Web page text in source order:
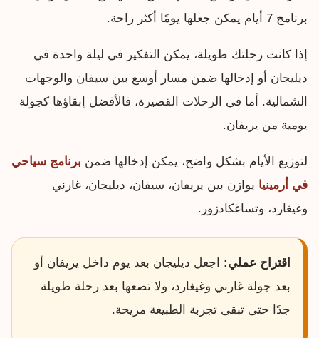
برنامج 7 أيام يمكن جعلها يومًا أكثر راحة.
إذا كانت رحلتك طويلة، يمكن التفكير في ليلة واحدة في
ديليجان أو إدخالها ضمن مسار أوسع بين سيفان والوجهات
الشمالية. أما في الرحلات القصيرة، فالأفضل إبقاؤها كجولة
يومية من يريفان.
لتوزيع الأيام بشكل واضح، يمكن إدخالها ضمن برنامج سياحي
في أرمينيا يوازن بين يريفان، سيفان، ديليجان، غارني
وغيغارد، وتساغكادزور.
اقتراح عملي: اجعل ديليجان بعد يوم داخل يريفان أو
بعد جولة غارني وغيغارد، ولا تضعها بعد رحلة طويلة
جدًا حتى تبقى تجربة الطبيعة مريحة.